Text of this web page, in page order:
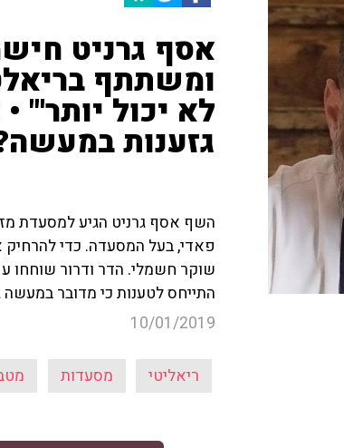
אסף גרניט
ומשתתף
לא יכול יותר'"
גזענות
השף אסף גרניט הגיע למסעדת
פאדי, בעל המסעדה. כדי
שוקר חשמלי. הדר ודרור שוחחו
התייחס לטענות כי מדובר במעשה
10/01/2019
ריאליטי מסעדות